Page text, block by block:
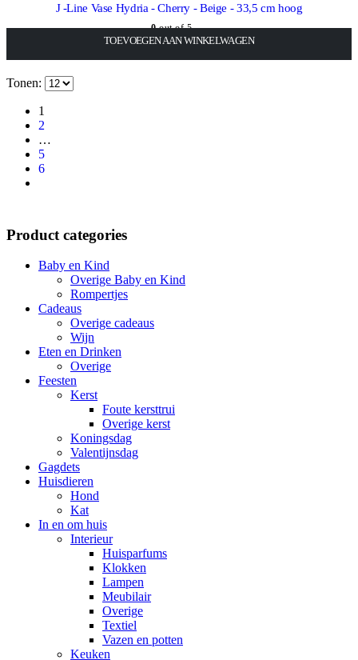
TOEVOEGEN AAN WINKELWAGEN
LEES VERDER
LEES VERDER
LEES VERDER
TOEVOEGEN AAN WINKELWAGEN
LEES VERDER
LEES VERDER
LEES VERDER
LEES VERDER
LEES VERDER
LEES VERDER
TOEVOEGEN AAN WINKELWAGEN
J -Line Vase Hydria - Cherry - Beige - 33,5 cm hoog
0out of 5
Tonen:
1
2
…
5
6
Product categories
Baby en Kind
Overige Baby en Kind
Rompertjes
Cadeaus
Overige cadeaus
Wijn
Eten en Drinken
Overige
Feesten
Kerst
Foute kersttrui
Overige kerst
Koningsdag
Valentijnsdag
Gagdets
Huisdieren
Hond
Kat
In en om huis
Interieur
Huisparfums
Klokken
Lampen
Meubilair
Overige
Textiel
Vazen en potten
Keuken